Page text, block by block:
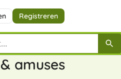
Registreren
amuses